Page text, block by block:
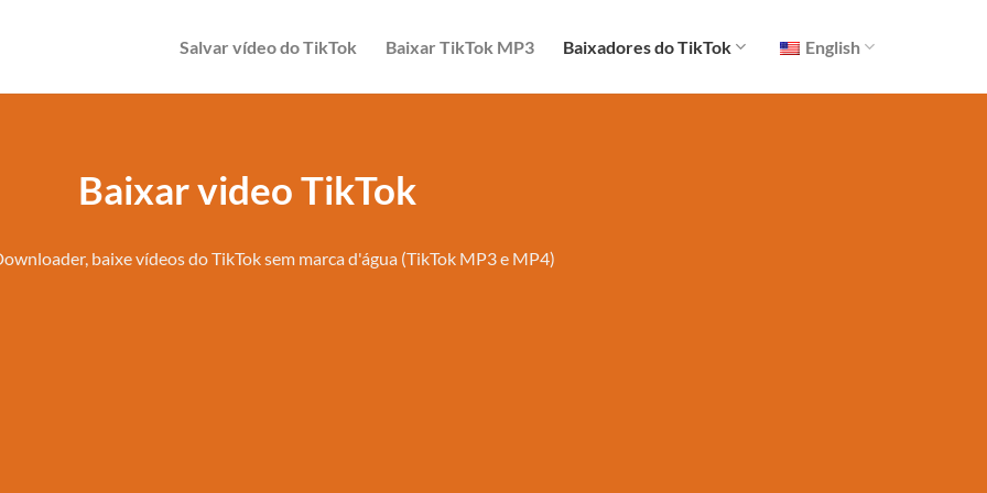
Salvar vídeo do TikTok Baixar TikTok MP3 Baixadores do TikTok English
Baixar video TikTok
baixe vídeos do TikTok sem marca d'água (TikTok MP3 e MP4)